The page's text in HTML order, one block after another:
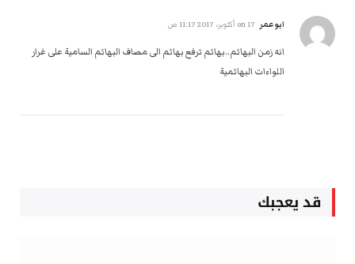
ابوعمر 17 أكتوبر، 2017 11:17 ص
انه زمن البهائم..بهائم ترفع بهائم الى مصاف البهائم السامية على غرار
اللواءات البهائمية
قد يعجبك